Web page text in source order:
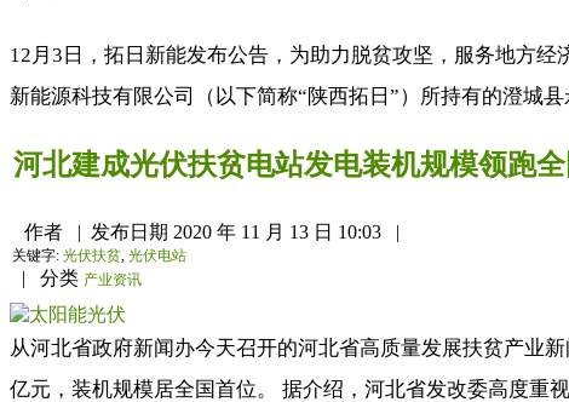
12月3日，拓日新能发布公告，为助力脱贫攻坚，服务地方
新能源科技有限公司（以下简称“陕西拓日”）所持有的澄城
河北建成光伏扶贫电站发电装机规模领跑全
作者 | 发布日期 2020 年 11 月 13 日 10:03 |
关键字: 光伏扶贫, 光伏电站
| 分类 产业资讯
从河北省政府新闻办今天召开的河北省高质量发展扶贫产业
亿元，装机规模居全国首位。 据介绍，河北省发改委高度重